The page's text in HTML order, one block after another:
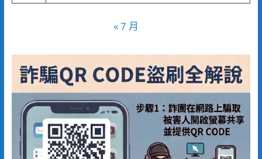
« 7 月